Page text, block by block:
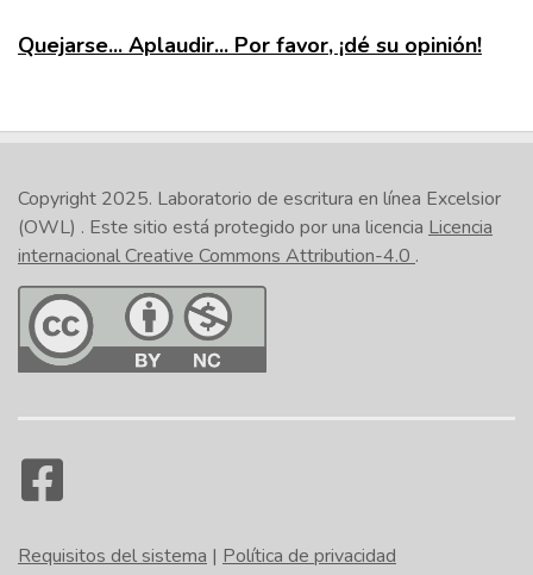
Quejarse... Aplaudir... Por favor, ¡dé su opinión!
Copyright 2025. Laboratorio de escritura en línea Excelsior
(OWL) . Este sitio está protegido por una licencia Licencia
internacional Creative Commons Attribution-4.0 .
Requisitos del sistema | Política de privacidad